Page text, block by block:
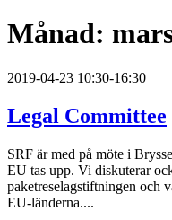
Månad:
2019-04-23 10:30-16:30
Legal Committee
SRF är med på möte i
EU tas upp. Vi diskuterar
paketreselagstiftningen och
EU-länderna....